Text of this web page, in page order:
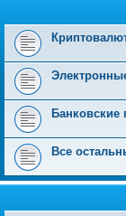
Банковские
Все